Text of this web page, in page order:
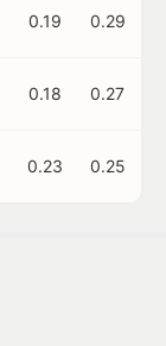
0.19 0.29
0.18 0.27
0.23 0.25